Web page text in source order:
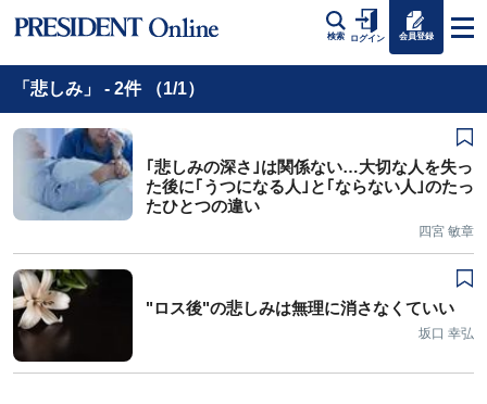
検索 ログイン 会員登録
「悲しみ」 - 2件 （1/1）
｢悲しみの深さ｣は関係ない…大切な人を失っ
た後に｢うつになる人｣と｢ならない人｣のたっ
たひとつの違い
四宮 敏章
"ロス後"の悲しみは無理に消さなくていい
坂口 幸弘